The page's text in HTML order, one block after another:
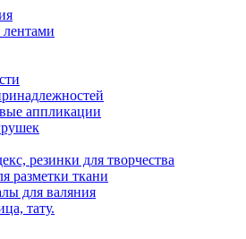
аппликации
резинки для творчества
разметки ткани
для валяния
тату.